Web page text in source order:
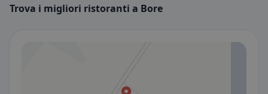
Trova i migliori ristoranti a Bore